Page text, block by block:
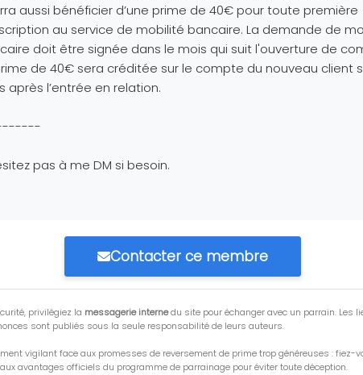
aussi bénéficier d’une prime de 40€ pour toute première
au service de mobilité bancaire. La demande de
doit être signée dans le mois qui suit l'ouverture de
de 40€ sera créditée sur le compte du nouveau client
après l’entrée en relation.
pas à me DM si besoin.
Contacter ce membre
privilégiez la messagerie internedu site pour échanger avec un parrain. Les
sont publiés sous la seule responsabilité de leurs auteurs.
vigilant face aux promesses de reversement de prime trop généreuses : fiez-
avantages officiels du programme de parrainage pour éviter toute déception.